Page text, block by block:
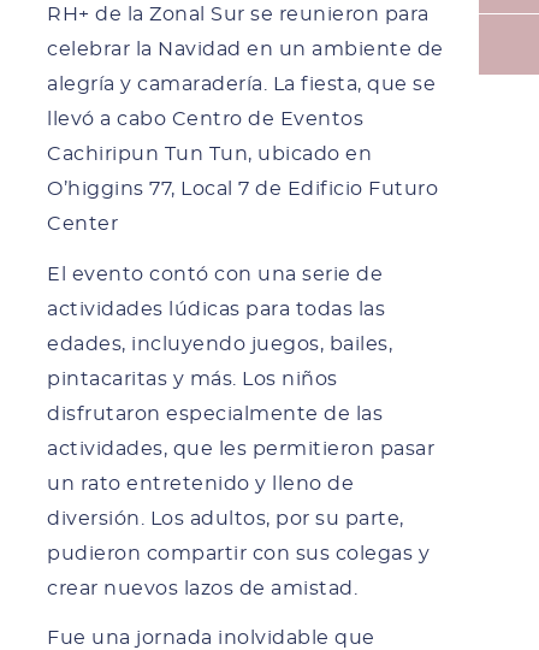
RH+ de la Zonal Sur se reunieron para
celebrar la Navidad en un ambiente de
alegría y camaradería. La fiesta, que se
llevó a cabo Centro de Eventos
Cachiripun Tun Tun, ubicado en
O’higgins 77, Local 7 de Edificio Futuro
Center
El evento contó con una serie de
actividades lúdicas para todas las
edades, incluyendo juegos, bailes,
pintacaritas y más. Los niños
disfrutaron especialmente de las
actividades, que les permitieron pasar
un rato entretenido y lleno de
diversión. Los adultos, por su parte,
pudieron compartir con sus colegas y
crear nuevos lazos de amistad.
Fue una jornada inolvidable que